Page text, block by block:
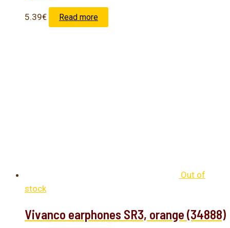
5.39€ Read more
Out of
stock
Vivanco earphones SR3, orange (34888)